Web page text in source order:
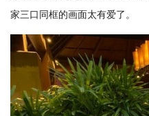
家三口同框的画面太有爱了。